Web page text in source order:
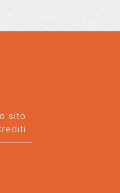
sito